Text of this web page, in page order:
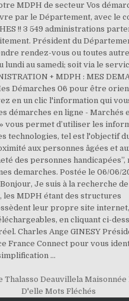
Thalasso Deauvillela Maisonnée
D'elle Mots Fléchés